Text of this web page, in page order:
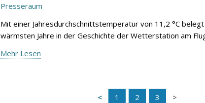
Presseraum
Mit einer Jahresdurchschnittstemperatur von 11,2 °C
wärmsten Jahre in der Geschichte der Wetterstation am
Mehr Lesen
1 2 3